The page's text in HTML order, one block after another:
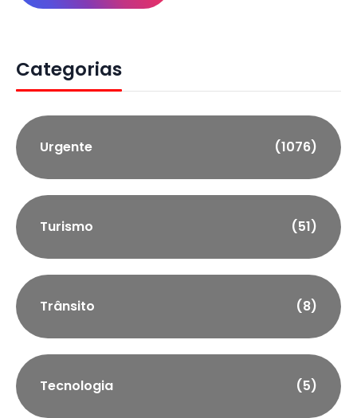
Categorias
Urgente (1076)
Turismo (51)
Trânsito (8)
Tecnologia (5)